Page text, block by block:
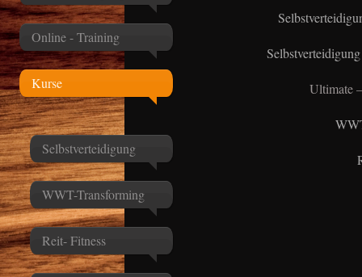
Online - Training
Kurse
Selbstverteidigung
WWT-Transforming
Reit- Fitness
S
Ultimate